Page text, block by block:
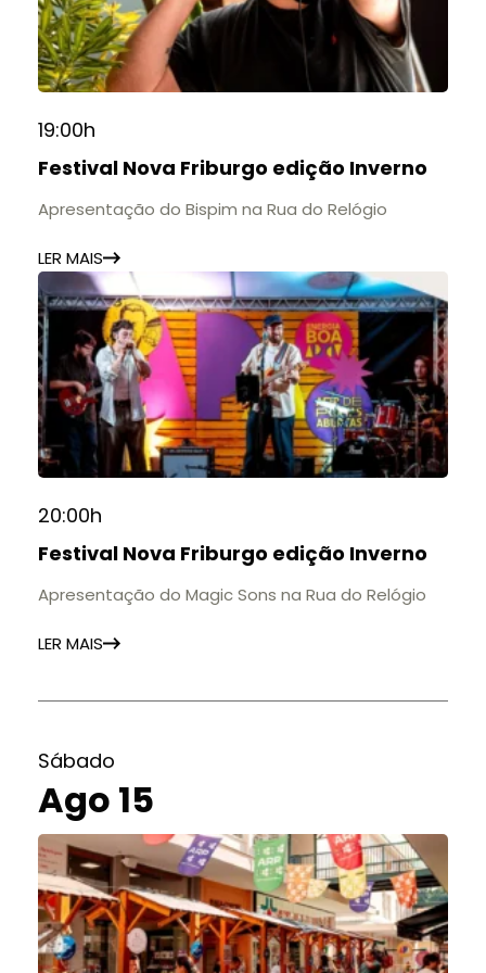
19:00h
Festival Nova Friburgo edição Inverno
Apresentação do Bispim na Rua do Relógio
LER MAIS
20:00h
Festival Nova Friburgo edição Inverno
Apresentação do Magic Sons na Rua do Relógio
LER MAIS
Sábado
Ago 15